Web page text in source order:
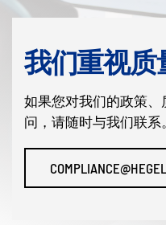
我们重视质
如果您对我们的政策
问，请随时与我们联系。